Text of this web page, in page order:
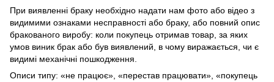
При виявленні браку необхідно надати нам фото або відео з
видимими ознаками несправності або браку, або повний опис
бракованого виробу: коли покупець отримав товар, за яких
умов виник брак або був виявлений, в чому виражається, чи є
видимі механічні пошкодження.
Описи типу: «не працює», «перестав працювати», «покупець